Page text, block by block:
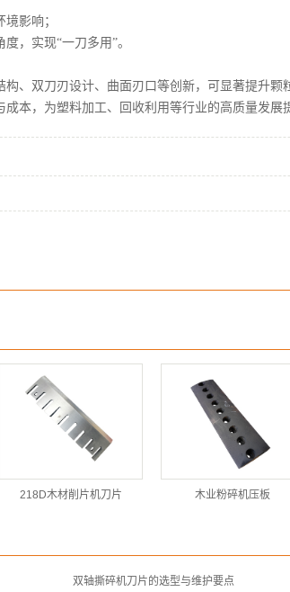
影响；
，实现“一刀多用”。
、双刀刃设计、曲面刃口等创新，可显著提升颗
本，为塑料加工、回收利用等行业的高质量发展
218D木材削片机刀片 木业粉碎机压板
双轴撕碎机刀片的选型与维护要点